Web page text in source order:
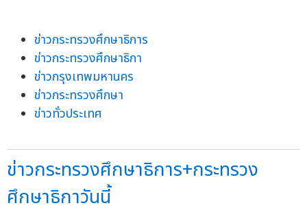
ข่าวกระทรวงศึกษาธิการ
ข่าวกระทรวงศึกษาธิกา
ข่าวกรุงเทพมหานคร
ข่าวกระทรวงศึกษา
ข่าวทั่วประเทศ
ข่าวกระทรวงศึกษาธิการ+กระทรวง
ศึกษาธิกาวันนี้